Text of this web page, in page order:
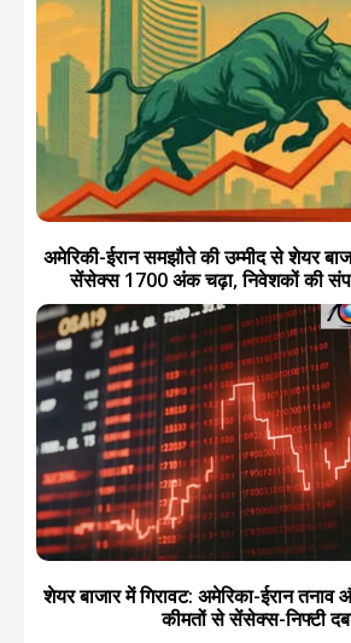
अमेरिकी-ईरान समझौते की उम्मीद से शेयर
सेंसेक्स 1700 अंक चढ़ा, निवेशकों की
शेयर बाजार में गिरावट: अमेरिका-ईरान
कीमतों से सेंसेक्स-निफ्टी